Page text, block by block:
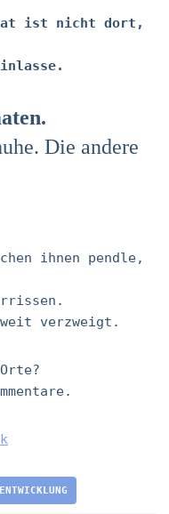
ist nicht dort,
Die andere
ihnen pendle,
verzweigt.